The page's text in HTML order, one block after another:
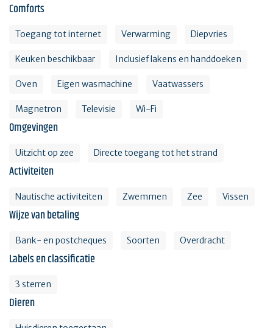
Comforts
Toegang tot internet Verwarming Diepvries
Keuken beschikbaar Inclusief lakens en handdoeken
Oven Eigen wasmachine Vaatwassers
Magnetron Televisie Wi-Fi
Omgevingen
Uitzicht op zee Directe toegang tot het strand
Activiteiten
Nautische activiteiten Zwemmen Zee Vissen
Wijze van betaling
Bank- en postcheques Soorten Overdracht
Labels en classificatie
3 sterren
Dieren